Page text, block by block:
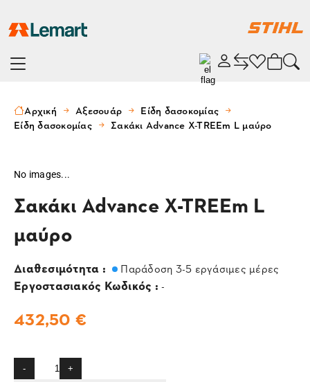
Αρχική Αξεσουάρ
Είδη δασοκομίας
Είδη δασοκομίας
Σακάκι Advance X-TREEm L μαύρο
No images...
Σακάκι Advance X-TREEm L
μαύρο
Διαθεσιμότητα : Παράδοση 3-5 εργάσιμες μέρες
Εργοστασιακός Κωδικός : -
432,50 €
- +